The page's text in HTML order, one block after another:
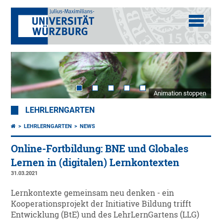
Animation stoppen
LEHRLERNGARTEN
LEHRLERNGARTEN NEWS
Online-Fortbildung: BNE und Globales
Lernen in (digitalen) Lernkontexten
31.03.2021
Lernkontexte gemeinsam neu denken - ein
Kooperationsprojekt der Initiative Bildung trifft
Entwicklung (BtE) und des LehrLernGartens (LLG)